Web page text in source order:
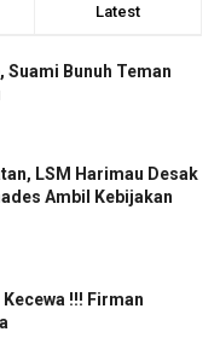
Latest
Bunuh Teman
LSM Harimau Desak
Ambil Kebijakan
!!! Firman